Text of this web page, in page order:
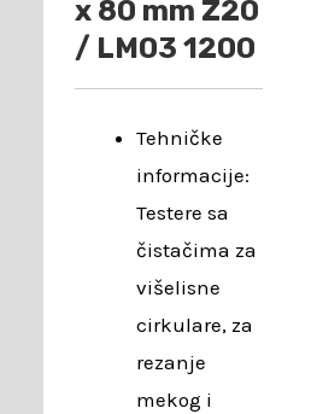
x 80 mm Z20
/ LM03 1200
Tehničke
informacije:
Testere sa
čistačima za
višelisne
cirkulare, za
rezanje
mekog i